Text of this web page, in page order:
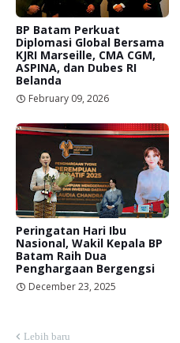
BP Batam Perkuat
Diplomasi Global Bersama
KJRI Marseille, CMA CGM,
ASPINA, dan Dubes RI
Belanda
February 09, 2026
Peringatan Hari Ibu
Nasional, Wakil Kepala BP
Batam Raih Dua
Penghargaan Bergengsi
December 23, 2025
Lebih baru